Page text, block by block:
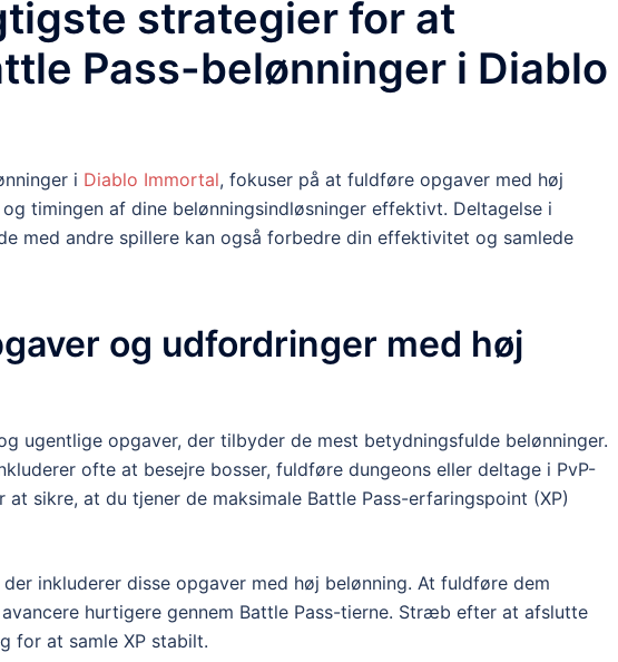
strategier for at
Pass-belønninger i Diablo
i Diablo Immortal, fokuser på at fuldføre opgaver med høj
timingen af dine belønningsindløsninger effektivt. Deltagelse i
med andre spillere kan også forbedre din effektivitet og samlede
og udfordringer med høj
ugentlige opgaver, der tilbyder de mest betydningsfulde belønninger.
ofte at besejre bosser, fuldføre dungeons eller deltage i PvP-
sikre, at du tjener de maksimale Battle Pass-erfaringspoint (XP)
inkluderer disse opgaver med høj belønning. At fuldføre dem
hurtigere gennem Battle Pass-tierne. Stræb efter at afslutte
for at samle XP stabilt.